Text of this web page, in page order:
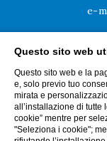
e-
CONTATTI
Questo sito web
Questo sito web e la
e, solo previo tuo
mirata e
all’installazione di tutte
cookie” mentre per
"Seleziona i cookie";